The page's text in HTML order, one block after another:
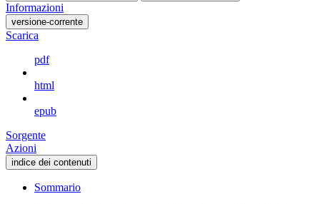
Informazioni
versione-corrente
Scarica
pdf
html
epub
Sorgente
Azioni
indice dei contenuti
Sommario